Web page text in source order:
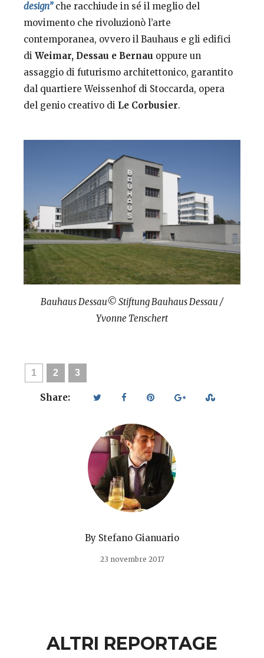
design” che racchiude in sé il meglio del
movimento che rivoluzionò l’arte
contemporanea, ovvero il Bauhaus e gli edifici
di Weimar, Dessau e Bernau oppure un
assaggio di futurismo architettonico, garantito
dal quartiere Weissenhof di Stoccarda, opera
del genio creativo di Le Corbusier.
Bauhaus Dessau© Stiftung Bauhaus Dessau /
Yvonne Tenschert
1 2 3
Share:
By Stefano Gianuario
23 novembre 2017
ALTRI REPORTAGE